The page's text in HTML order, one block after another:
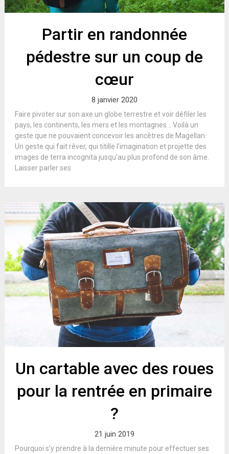
Partir en randonnée
pédestre sur un coup de
cœur
8 janvier 2020
Faire pivoter sur son axe un globe terrestre et voir défiler les
pays, les continents, les mers et les montagnes… Voilà un
geste que ne pouvaient concevoir les ancêtres de Magellan.
Un geste qui fait rêver, qui titille l’imagination et projette des
images de terra incognita jusqu’au plus profond de son âme.
Laisser parler ses
Un cartable avec des roues
pour la rentrée en primaire
?
21 juin 2019
Pourquoi s’y prendre à la dernière minute pour effectuer ses